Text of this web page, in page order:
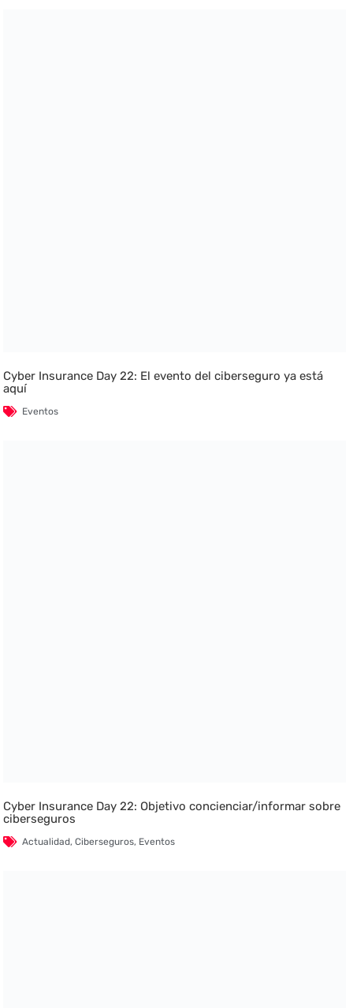
Cyber Insurance Day 22: El evento del ciberseguro ya está
aquí
Eventos
Cyber Insurance Day 22: Objetivo concienciar/informar sobre
ciberseguros
Actualidad,Ciberseguros, Eventos